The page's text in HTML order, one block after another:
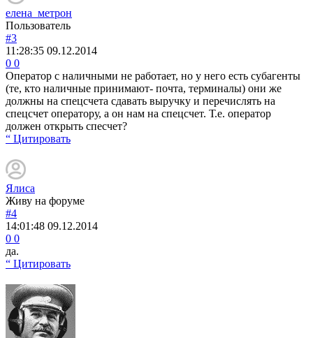
елена_метрон
Пользователь
#3
11:28:35 09.12.2014
0 0
Оператор с наличными не работает, но у него есть субагенты
(те, кто наличные принимают- почта, терминалы) они же
должны на спецсчета сдавать выручку и перечислять на
спецсчет оператору, а он нам на спецсчет. Т.е. оператор
должен открыть спесчет?
“ Цитировать
Ялиса
Живу на форуме
#4
14:01:48 09.12.2014
0 0
да.
“ Цитировать